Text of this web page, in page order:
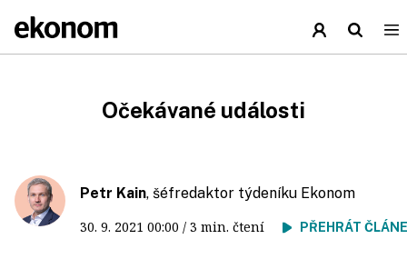
Očekávané události
Petr Kain, šéfredaktor týdeníku Ekonom
30. 9. 2021 00:00 / 3 min. čtení PŘEHRÁT